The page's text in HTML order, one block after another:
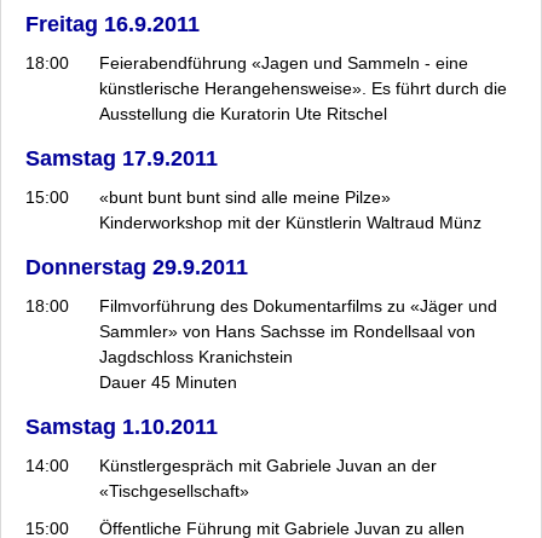
Freitag 16.9.2011
18:00
Feierabendführung «Jagen und Sammeln - eine
künstlerische Herangehensweise». Es führt durch die
Ausstellung die Kuratorin Ute Ritschel
Samstag 17.9.2011
15:00
«bunt bunt bunt sind alle meine Pilze»
Kinderworkshop mit der Künstlerin Waltraud Münz
Donnerstag 29.9.2011
18:00
Filmvorführung des Dokumentarfilms zu «Jäger und
Sammler» von Hans Sachsse im Rondellsaal von
Jagdschloss Kranichstein
Dauer 45 Minuten
Samstag 1.10.2011
14:00
Künstlergespräch mit Gabriele Juvan an der
«Tischgesellschaft»
15:00
Öffentliche Führung mit Gabriele Juvan zu allen